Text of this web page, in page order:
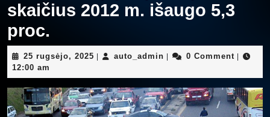
skaičius 2012 m. išaugo 5,3
proc.
25 rugsėjo, 2025 25
2025
auto_admin auto_admin
0 Comment
12:00 am